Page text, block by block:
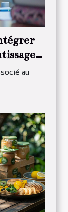
au